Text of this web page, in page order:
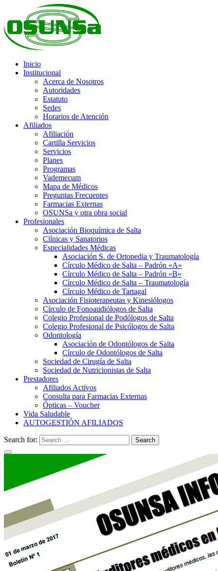
Inicio
Institucional
Acerca de Nosotros
Autoridades
Estatuto
Sedes
Horarios de Atención
Afiliados
Afiliación
Cartilla Servicios
Servicios
Planes
Programas
Vademecum
Mapa de Médicos
Preguntas Frecuentes
Farmacias Externas
OSUNSa y otra obra social
Profesionales
Asociación Bioquímica de Salta
Clínicas y Sanatorios
Especialidades Médicas
Asociación S. de Ortopedia y Traumatología
Círculo Médico de Salta – Padrón «A»
Círculo Médico de Salta – Padrón «B»
Círculo Médico de Salta – Traumatología
Círculo Médico de Tartagal
Asociación Fisioterapeutas y Kinesiólogos
Círculo de Fonoaudiólogos de Salta
Colegio Profesional de Podólogos de Salta
Colegio Profesional de Psicólogos de Salta
Odontología
Asociación de Odontólogos de Salta
Círculo de Odontólogos de Salta
Sociedad de Cirugía de Salta
Sociedad de Nutricionistas de Salta
Prestadores
Afiliados Activos
Consulta para Farmacias Externas
Ópticas – Voucher
Vida Saludable
AUTOGESTIÓN AFILIADOS
Search for: Search